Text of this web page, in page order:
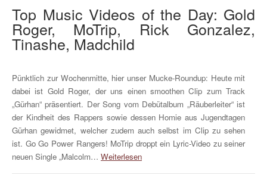
Top Music Videos of the Day: Gold
Roger, MoTrip, Rick Gonzalez,
Tinashe, Madchild
Pünktlich zur Wochenmitte, hier unser Mucke-Roundup: Heute mit
dabei ist Gold Roger, der uns einen smoothen Clip zum Track
„Gürhan“ präsentiert. Der Song vom Debütalbum „Räuberleiter“ ist
der Kindheit des Rappers sowie dessen Homie aus Jugendtagen
Gürhan gewidmet, welcher zudem auch selbst im Clip zu sehen
ist. Go Go Power Rangers! MoTrip droppt ein Lyric-Video zu seiner
neuen Single „Malcolm… Weiterlesen